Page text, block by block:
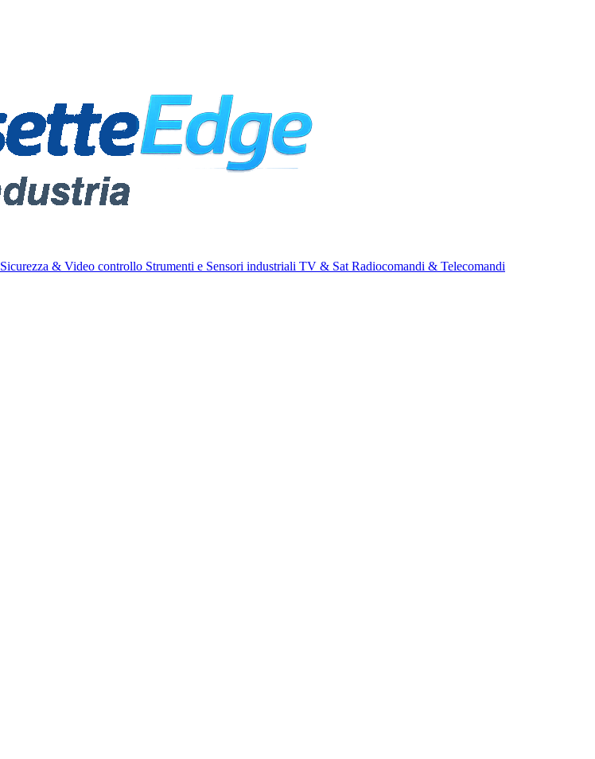
Sicurezza & Video controllo Strumenti e Sensori industriali TV & Sat Radiocomandi & Telecomandi